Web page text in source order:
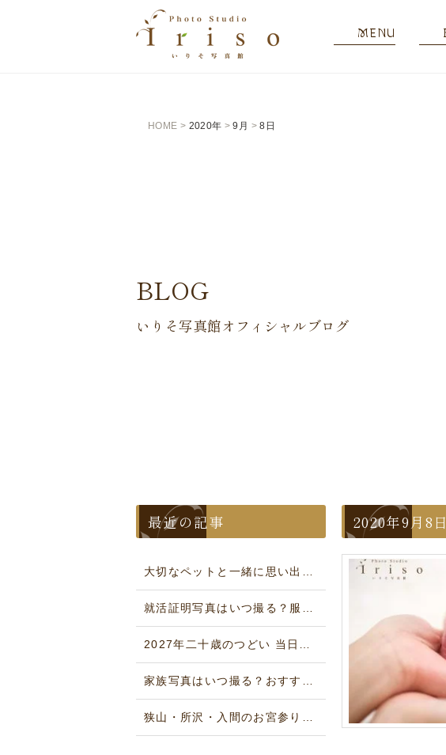
MENU
HOME > 2020年 >9月 >8日
BLOG
いりそ写真館オフィシャルブログ
2020年9月8
最近の記事
大切なペットと一緒に思い出を残そう！いりそ写真館のペットフォトのご紹介
就活証明写真はいつ撮る？服装・髪型・データ形式まで解説｜狭山市いりそ写真館
2027年二十歳のつどい 当日の着付けは何時から？狭山・川越・所沢・入間
家族写真はいつ撮る？おすすめのタイミングと服装・コーデガイド
狭山・所沢・入間のお宮参りにおすすめの神社ガイド｜写真館が解説